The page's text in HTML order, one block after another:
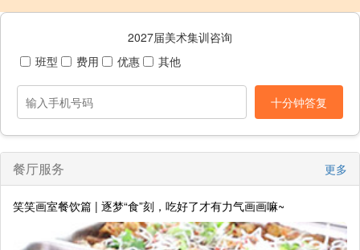
2027届美术集训咨询
班型
费用 优惠 其他
十分钟答复
餐厅服务 更多
笑笑画室餐饮篇 | 逐梦“食”刻，吃好了才有力气画画嘛~